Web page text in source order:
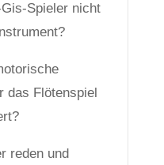
Spieler nicht
das Flötenspiel
reden und